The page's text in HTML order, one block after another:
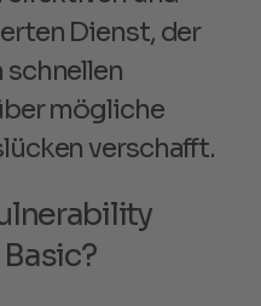
Dienst, der
schnellen
mögliche
verschafft.